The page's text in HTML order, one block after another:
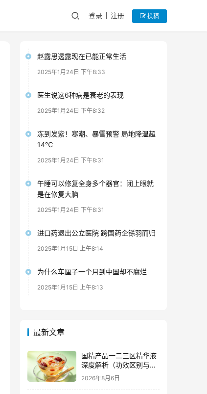
登录 注册 投稿
赵露思透露现在已能正常生活
2025年1月24日 下午8:33
医生说这6种病是衰老的表现
2025年1月24日 下午8:32
冻到发紫！寒潮、暴雪预警 局地降温超
14℃
2025年1月24日 下午8:31
午睡可以修复全身多个器官：闭上眼就
是在修复大脑
2025年1月24日 下午8:31
进口药退出公立医院 跨国药企铩羽而归
2025年1月15日 上午8:14
为什么车厘子一个月到中国却不腐烂
2025年1月15日 上午8:13
最新文章
国精产品一二三区精华液
深度解析（功效区别与适
用肤质全指南）
2026年8月6日